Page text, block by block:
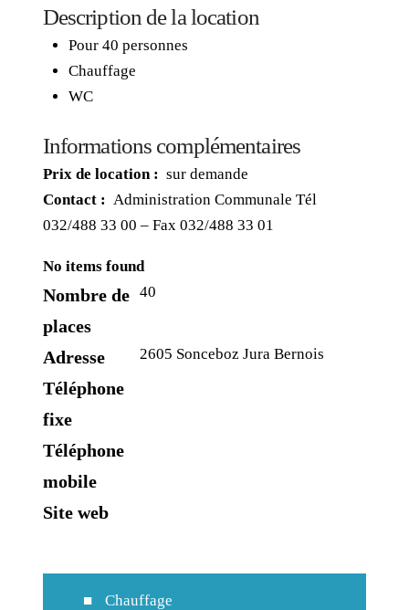
Description de la location
Pour 40 personnes
Chauffage
WC
Informations complémentaires
Prix de location : sur demande
Contact : Administration Communale Tél
032/488 33 00 – Fax 032/488 33 01
No items found
Nombre de
places
40
Adresse 2605 Sonceboz Jura Bernois
Téléphone
fixe
Téléphone
mobile
Site web
Chauffage